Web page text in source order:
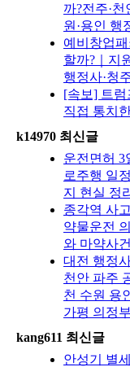
까?전주·천
원·용인 행
예비창업
할까?｜지
행정사·청
[속보] 트
직접 통치
k14970 최신글
운전면허 3
로주행 일
지 현실 정리
종각역 사
약물운전
와 마약사
대전 행정
천안 파주
천 수원 용
가평 의정
kang611 최신글
안성기 별